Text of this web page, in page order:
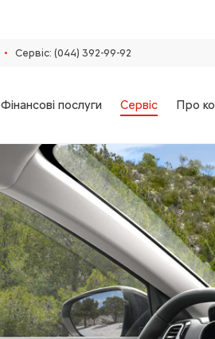
• Сервіс: (044) 392-99-92
Фінансові послуги Сервіс Про